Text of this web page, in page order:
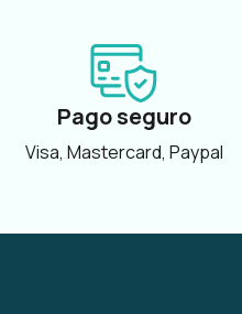
Pago seguro
Visa, Mastercard, Paypal